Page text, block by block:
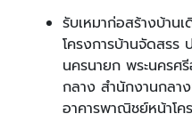
รับเหมาก่อสร้างบ้าน
โครงการบ้านจัดสร
นครนายก พระนครศ
กลาง สำนักงานกลา
อาคารพาณิชย์หน้าโค